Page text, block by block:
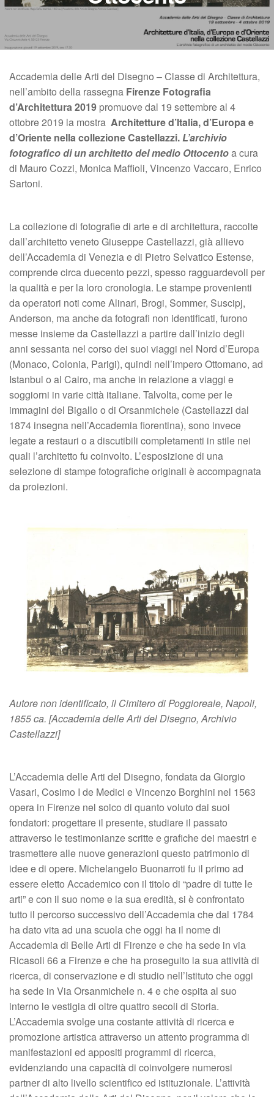
Accademia delle Arti del Disegno – Classe di Architettura,
nell’ambito della rassegna Firenze Fotografia
d’Architettura 2019 promuove dal 19 settembre al 4
ottobre 2019 la mostra Architetture d’Italia, d’Europa e
d’Oriente nella collezione Castellazzi.L’archivio
fotografico di un architetto del medio Ottocentoa cura
di Mauro Cozzi, Monica Maffioli, Vincenzo Vaccaro, Enrico
Sartoni.
La collezione di fotografie di arte e di architettura, raccolte
dall’architetto veneto Giuseppe Castellazzi, già allievo
dell’Accademia di Venezia e di Pietro Selvatico Estense,
comprende circa duecento pezzi, spesso ragguardevoli per
la qualità e per la loro cronologia. Le stampe provenienti
da operatori noti come Alinari, Brogi, Sommer, Suscipj,
Anderson, ma anche da fotografi non identificati, furono
messe insieme da Castellazzi a partire dall’inizio degli
anni sessanta nel corso dei suoi viaggi nel Nord d’Europa
(Monaco, Colonia, Parigi), quindi nell’impero Ottomano, ad
Istanbul o al Cairo, ma anche in relazione a viaggi e
soggiorni in varie città italiane. Talvolta, come per le
immagini del Bigallo o di Orsanmichele (Castellazzi dal
1874 insegna nell’Accademia fiorentina), sono invece
legate a restauri o a discutibili completamenti in stile nei
quali l’architetto fu coinvolto. L’esposizione di una
selezione di stampe fotografiche originali è accompagnata
da proiezioni.
Autore non identificato, il Cimitero di Poggioreale, Napoli,
1855 ca. [Accademia delle Arti del Disegno, Archivio
Castellazzi]
L’Accademia delle Arti del Disegno, fondata da Giorgio
Vasari, Cosimo I de Medici e Vincenzo Borghini nel 1563
opera in Firenze nel solco di quanto voluto dai suoi
fondatori: progettare il presente, studiare il passato
attraverso le testimonianze scritte e grafiche dei maestri e
trasmettere alle nuove generazioni questo patrimonio di
idee e di opere. Michelangelo Buonarroti fu il primo ad
essere eletto Accademico con il titolo di “padre di tutte le
arti” e con il suo nome e la sua eredità, si è confrontato
tutto il percorso successivo dell’Accademia che dal 1784
ha dato vita ad una scuola che oggi ha il nome di
Accademia di Belle Arti di Firenze e che ha sede in via
Ricasoli 66 a Firenze e che ha proseguito la sua attività di
ricerca, di conservazione e di studio nell’Istituto che oggi
ha sede in Via Orsanmichele n. 4 e che ospita al suo
interno le vestigia di oltre quattro secoli di Storia.
L’Accademia svolge una costante attività di ricerca e
promozione artistica attraverso un attento programma di
manifestazioni ed appositi programmi di ricerca,
evidenziando una capacità di coinvolgere numerosi
partner di alto livello scientifico ed istituzionale. L’attività